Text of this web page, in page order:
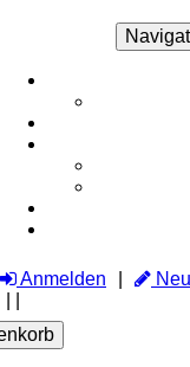
Anmelden